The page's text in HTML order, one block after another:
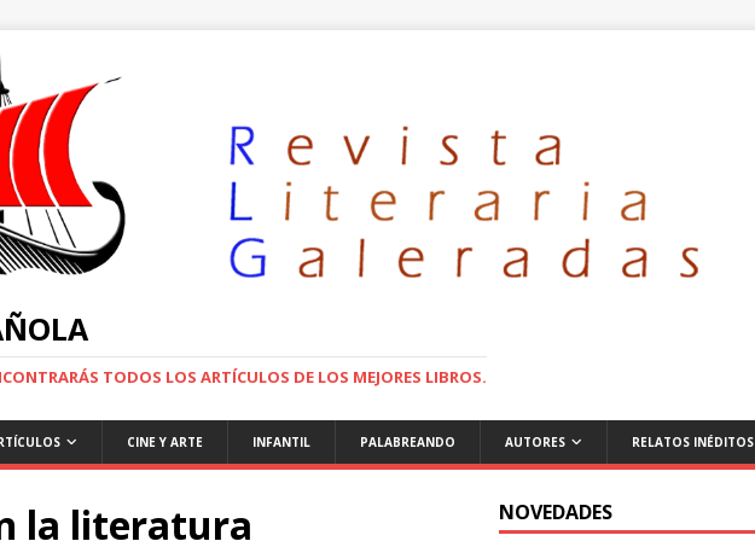
TODOS LOS ARTÍCULOS DE LOS MEJORES LIBROS.
CINE Y ARTE INFANTIL PALABREANDO AUTORES RELATOS INÉDITOS
la literatura NOVEDADES